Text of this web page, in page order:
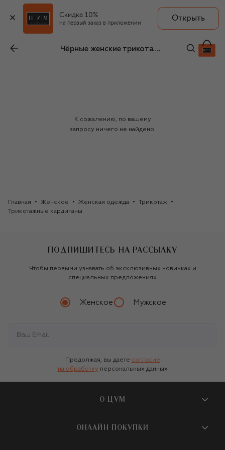
Скидка 10%
на первый заказ в приложении
Открыть
Чёрные женские трикотажные кардиганы Planta Rosa
К сожалению, по вашему
запросу ничего не найдено.
Главная Женское Женская одежда
Трикотаж
Трикотажные кардиганы
ПОДПИШИТЕСЬ НА РАССЫЛКУ
Чтобы первыми узнавать об эксклюзивных новинках и
специальных предложениях
Женское Мужское
Продолжая, вы даете согласие
на обработку персональных данных
О ЦУМ
О магазине
ОНЛАЙН ПОКУПКИ